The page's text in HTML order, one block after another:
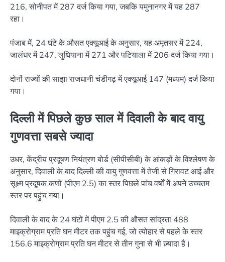
216, सोनीपत में 287 दर्ज किया गया, जबकि यमुनानगर में यह 287
रहा।
पंजाब में, 24 घंटे के औसत एक्यूआई के अनुसार, यह अमृतसर में 224,
जालंधर में 247, लुधियाना में 271 और पटियाला में 206 दर्ज किया गया।
दोनों राज्यों की साझा राजधानी चंडीगढ़ में एक्यूआई 147 (मध्यम) दर्ज किया
गया।
दिल्ली में पिछले कुछ साल में दिवाली के बाद वायु
गुणवत्ता सबसे ज्यादा
उधर, केंद्रीय प्रदूषण नियंत्रण बोर्ड (सीपीसीबी) के आंकड़ों के विश्लेषण के
अनुसार, दिवाली के बाद दिल्ली की वायु गुणवत्ता में तेजी से गिरावट आई और
सूक्ष्म प्रदूषक कणों (पीएम 2.5) का स्तर पिछले पांच वर्षों में अपने उच्चतम
स्तर पर पहुंच गया।
दिवाली के बाद के 24 घंटों में पीएम 2.5 की औसत सांद्रता 488
माइक्रोग्राम प्रति घन मीटर तक पहुंच गई, जो त्योहार से पहले के स्तर
156.6 माइक्रोग्राम प्रति घन मीटर से तीन गुना से भी ज़्यादा है।